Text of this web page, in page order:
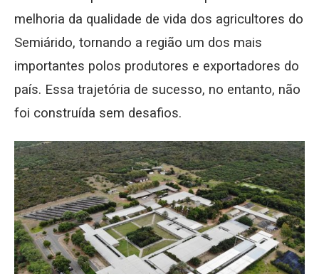
melhoria da qualidade de vida dos agricultores do
Semiárido, tornando a região um dos mais
importantes polos produtores e exportadores do
país. Essa trajetória de sucesso, no entanto, não
foi construída sem desafios.